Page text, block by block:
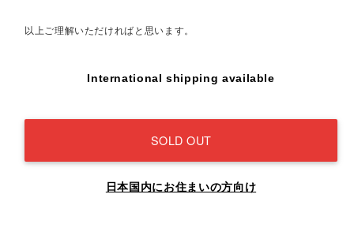
以上ご理解いただければと思います。
International shipping available
SOLD OUT
日本国内にお住まいの方向け